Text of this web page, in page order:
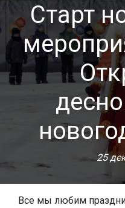
Старт
25
Все мы любим